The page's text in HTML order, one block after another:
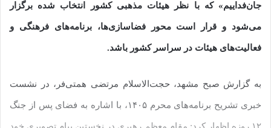
جان‌فداییم» که با نظر هیئات مذهبی کشور انتخاب شده برگزار
می‌شود و قرار است محور فضاسازی‌ها، برنامه‌های فرهنگی و
فعالیت‌های هیئات در سراسر کشور باشد.
به گزارش صبح مشهد، حجت‌الاسلام مرتضی همتی‌فر، در نشست
خبری تشریح برنامه‌های محرم ۱۴۰۵، با اشاره به فضای پس از جنگ